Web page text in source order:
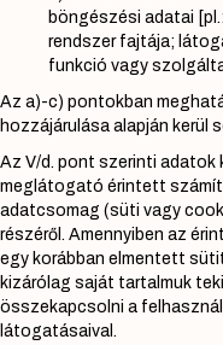
böngészési adatai
rendszer fajtája;
funkció vagy
Az a)-c) pontokban
hozzájárulása alapján kerül
Az V/d. pont szerinti adatok
meglátogató érintett
adatcsomag (süti vagy
részéről. Amennyiben az
egy korábban elmentett
kizárólag saját tartalmuk
összekapcsolni a
látogatásaival.